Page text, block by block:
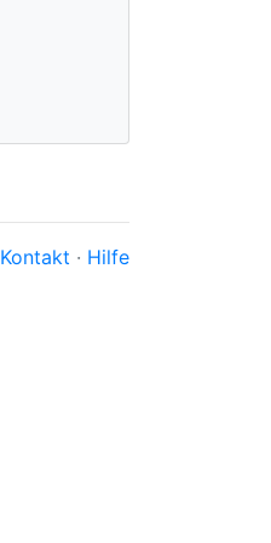
Kontakt · Hilfe